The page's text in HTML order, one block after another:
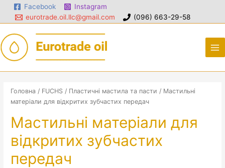
Facebook
Instagram
eurotrade.oil.llc@gmail.com
(096) 663-29-58
Головна / FUCHS / Пластичні мастила та пасти / Мастильні
матеріали для відкритих зубчастих передач
Мастильні матеріали для
відкритих зубчастих
передач